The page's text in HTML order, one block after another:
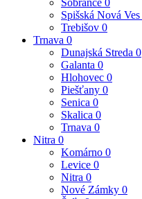
Sobrance 0
Spišská Nová Ves
Trebišov 0
Trnava 0
Dunajská Streda 0
Galanta 0
Hlohovec 0
Piešťany 0
Senica 0
Skalica 0
Trnava 0
Nitra 0
Komárno 0
Levice 0
Nitra 0
Nové Zámky 0